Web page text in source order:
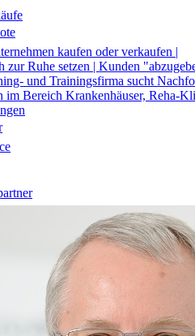
kaufen oder verkaufen |
zur Ruhe setzen | Kunden
und Trainingsfirma sucht
im Bereich Krankenhäuser, Reha-